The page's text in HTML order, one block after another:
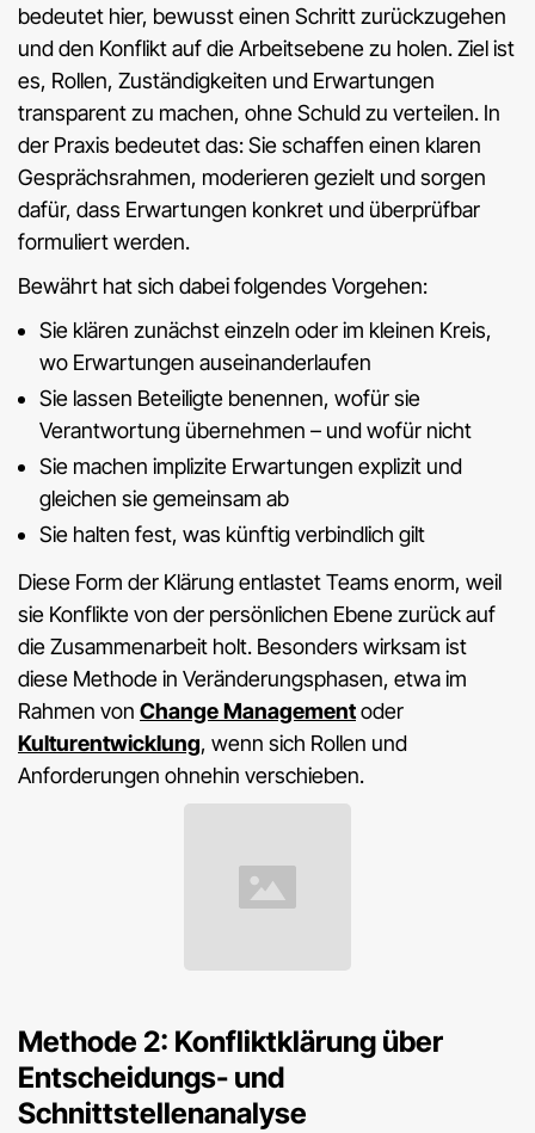
bedeutet hier, bewusst einen Schritt zurückzugehen
und den Konflikt auf die Arbeitsebene zu holen. Ziel ist
es, Rollen, Zuständigkeiten und Erwartungen
transparent zu machen, ohne Schuld zu verteilen. In
der Praxis bedeutet das: Sie schaffen einen klaren
Gesprächsrahmen, moderieren gezielt und sorgen
dafür, dass Erwartungen konkret und überprüfbar
formuliert werden.
Bewährt hat sich dabei folgendes Vorgehen:
Sie klären zunächst einzeln oder im kleinen Kreis,
wo Erwartungen auseinanderlaufen
Sie lassen Beteiligte benennen, wofür sie
Verantwortung übernehmen – und wofür nicht
Sie machen implizite Erwartungen explizit und
gleichen sie gemeinsam ab
Sie halten fest, was künftig verbindlich gilt
Diese Form der Klärung entlastet Teams enorm, weil
sie Konflikte von der persönlichen Ebene zurück auf
die Zusammenarbeit holt. Besonders wirksam ist
diese Methode in Veränderungsphasen, etwa im
Rahmen von Change Managementoder
Kulturentwicklung, wenn sich Rollen und
Anforderungen ohnehin verschieben.
Methode 2: Konfliktklärung über
Entscheidungs- und
Schnittstellenanalyse